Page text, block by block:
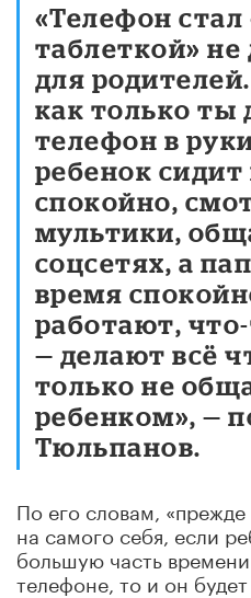
«Телефон
таблеткой» не
для
как только ты
телефон в
ребенок сидит
спокойно,
мультики,
соцсетях, а
время
работают,
— делают всё
только не
ребенком», —
Тюльпанов.
По его словам,
на самого себя, если
большую часть
телефоне, то и он